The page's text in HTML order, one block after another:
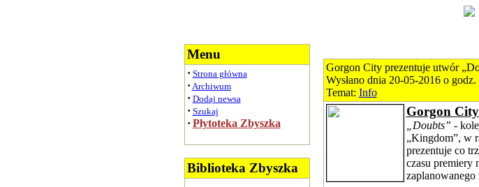
Menu
· Strona główna
· Archiwum
· Dodaj newsa
· Szukaj
· Płytoteka Zbyszka
Biblioteka Zbyszka
Gorgon City prezentuje utwór
Wysłano dnia 20-05-2016 o
Temat: Info
Gorgon City
„Doubts” -
„Kingdom”, w
prezentuje co
czasu premiery
zaplanowanego